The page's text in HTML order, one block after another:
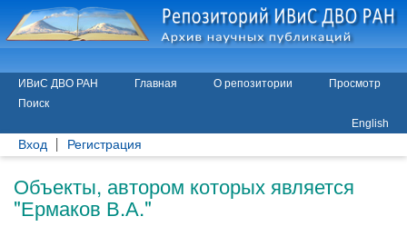
ИВиС ДВО РАН Главная О репозитории
Просмотр
Поиск
English
Вход Регистрация
Объекты, автором которых является
"Ермаков В.А."